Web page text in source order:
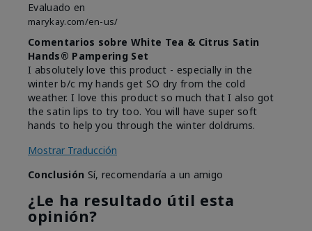
Evaluado en
marykay.com/en-us/
Comentarios sobre White Tea & Citrus Satin
Hands® Pampering Set
I absolutely love this product - especially in the
winter b/c my hands get SO dry from the cold
weather. I love this product so much that I also got
the satin lips to try too. You will have super soft
hands to help you through the winter doldrums.
Mostrar Traducción
Conclusión Sí, recomendaría a un amigo
¿Le ha resultado útil esta
opinión?